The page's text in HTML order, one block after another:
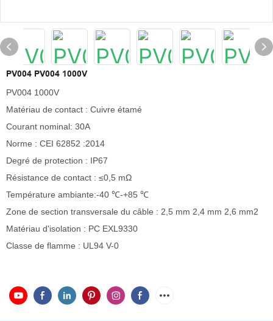
PV004 PV004 1000V
PV004 1000V
Matériau de contact : Cuivre étamé
Courant nominal: 30A
Norme : CEI 62852 :2014
Degré de protection : IP67
Résistance de contact : ≤0,5 mΩ
Température ambiante:-40 ℃-+85 ℃
Zone de section transversale du câble : 2,5 mm 2,4 mm 2,6 mm2
Matériau d'isolation : PC EXL9330
Classe de flamme : UL94 V-0